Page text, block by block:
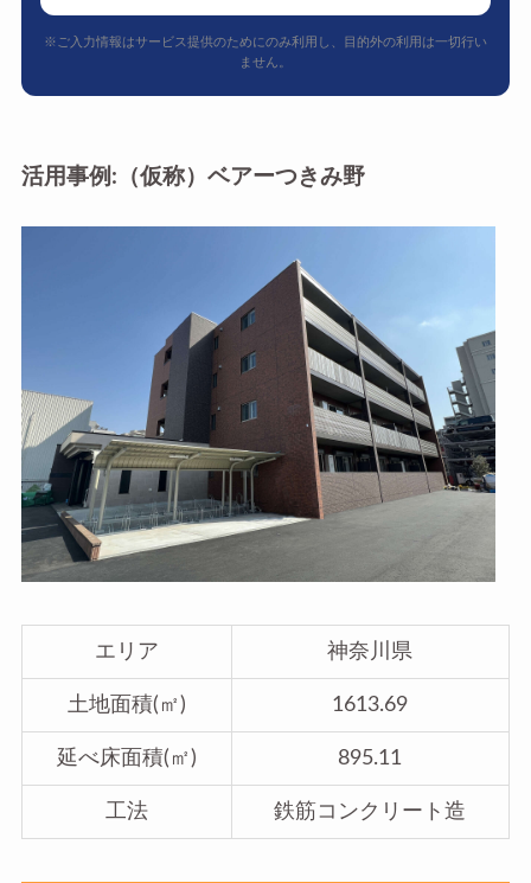
※ご入力情報はサービス提供のためにのみ利用し、目的外の利用は一切行い
ません。
活用事例:（仮称）ベアーつきみ野
エリア 神奈川県
土地面積(㎡) 1613.69
延べ床面積(㎡) 895.11
工法 鉄筋コンクリート造